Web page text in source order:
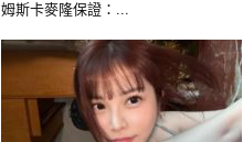
姆斯卡麥隆保證：...